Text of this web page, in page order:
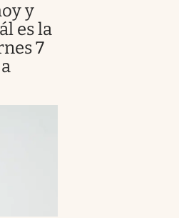
y
es la
7